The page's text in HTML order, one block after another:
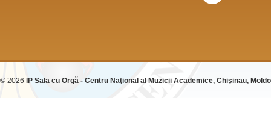
© 2026 IP Sala cu Orgă - Centru Naţional al Muzicii Academice, Chişinau,